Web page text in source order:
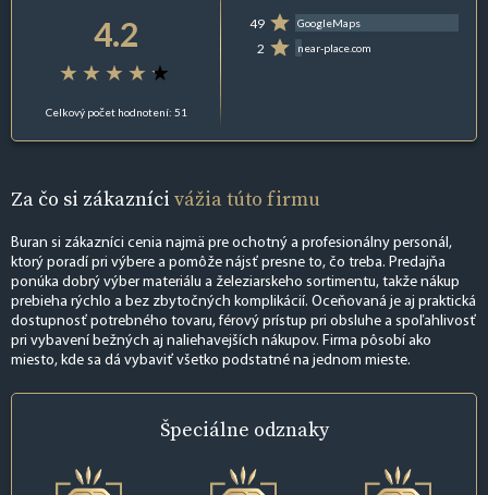
4.2
Celkový počet hodnotení: 51
49 GoogleMaps
2 near-place.com
Za čo si zákazníci vážia túto firmu
Buran si zákazníci cenia najmä pre ochotný a profesionálny personál,
ktorý poradí pri výbere a pomôže nájsť presne to, čo treba. Predajňa
ponúka dobrý výber materiálu a železiarskeho sortimentu, takže nákup
prebieha rýchlo a bez zbytočných komplikácií. Oceňovaná je aj praktická
dostupnosť potrebného tovaru, férový prístup pri obsluhe a spoľahlivosť
pri vybavení bežných aj naliehavejších nákupov. Firma pôsobí ako
miesto, kde sa dá vybaviť všetko podstatné na jednom mieste.
Špeciálne odznaky